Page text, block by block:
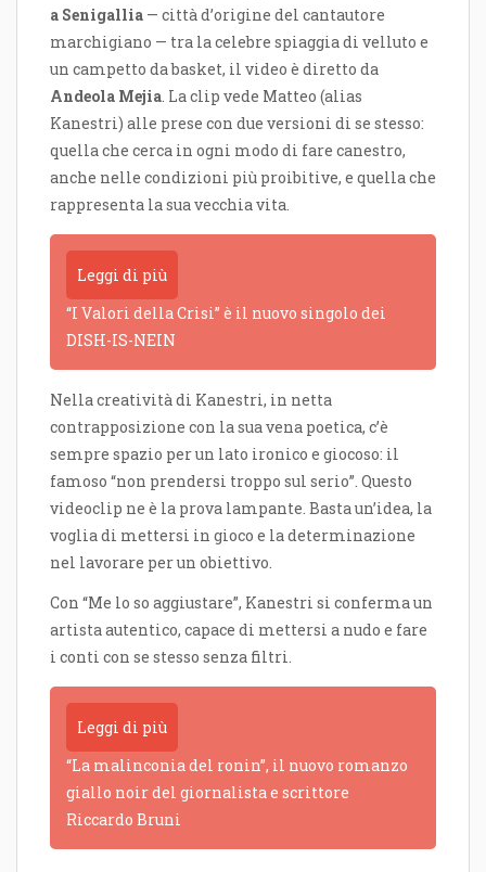
a Senigallia — città d’origine del cantautore
marchigiano — tra la celebre spiaggia di velluto e
un campetto da basket, il video è diretto da
Andeola Mejia. La clip vede Matteo (alias
Kanestri) alle prese con due versioni di se stesso:
quella che cerca in ogni modo di fare canestro,
anche nelle condizioni più proibitive, e quella che
rappresenta la sua vecchia vita.
Leggi di più
“I Valori della Crisi” è il nuovo singolo dei
DISH-IS-NEIN
Nella creatività di Kanestri, in netta
contrapposizione con la sua vena poetica, c’è
sempre spazio per un lato ironico e giocoso: il
famoso “non prendersi troppo sul serio”. Questo
videoclip ne è la prova lampante. Basta un’idea, la
voglia di mettersi in gioco e la determinazione
nel lavorare per un obiettivo.
Con “Me lo so aggiustare”, Kanestri si conferma un
artista autentico, capace di mettersi a nudo e fare
i conti con se stesso senza filtri.
Leggi di più
“La malinconia del ronin”, il nuovo romanzo
giallo noir del giornalista e scrittore
Riccardo Bruni